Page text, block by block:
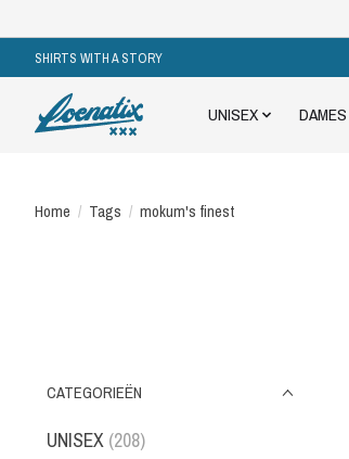
SHIRTS WITH A STORY
UNISEX DAMES
Home / Tags / mokum's finest
CATEGORIEËN
UNISEX (208)